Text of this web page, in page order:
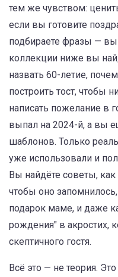
тем же чувством:
если вы готовите
подбираете фразы — вы
коллекции ниже вы
назвать 60-летие,
построить тост, чтобы
написать пожелание в
выпал на 2024-й, а вы
шаблонов. Только
уже использовали и
Вы найдёте советы, как
чтобы оно
подарок маме, и даже
рождения" в акростих,
скептичного гостя.
Всё это — не теория.